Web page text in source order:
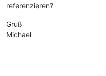
referenzieren?
Gruß
Michael